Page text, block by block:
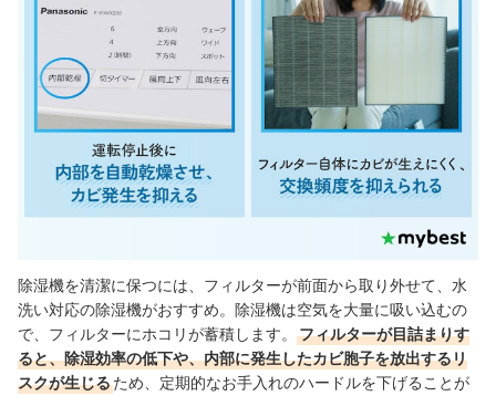
除湿機を清潔に保つには、フィルターが前面から取り外せて、水
洗い対応の除湿機がおすすめ。除湿機は空気を大量に吸い込むの
で、フィルターにホコリが蓄積します。
フィルターが目詰まりす
ると、除湿効率の低下や、内部に発生したカビ胞子を放出するリ
スクが生じるため、定期的なお手入れのハードルを下げることが